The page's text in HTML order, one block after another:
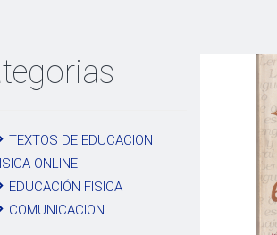
TEXTOS DE EDUCACION
ONLINE
EDUCACIÓN FISICA
COMUNICACION